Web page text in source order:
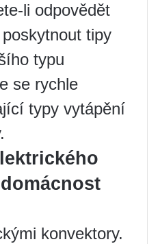
li odpovědět
tipy
typu
se rychle
typy vytápění
konvektory.